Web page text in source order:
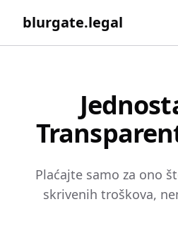
blurgate.legal
Plaćajte samo za ono
skrivenih troškova,